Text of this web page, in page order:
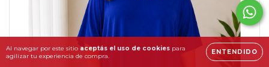
Al navegar por este sitio aceptás el uso de cookies para
agilizar tu experiencia de compra.
ENTENDIDO